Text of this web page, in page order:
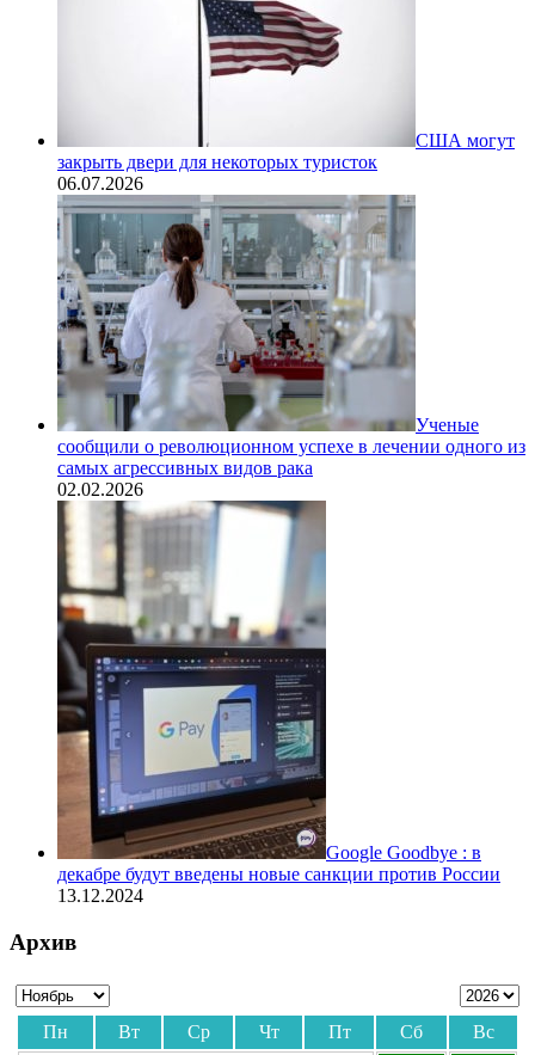
США могут
закрыть двери для некоторых туристок
06.07.2026
Ученые
сообщили о революционном успехе в лечении одного из
самых агрессивных видов рака
02.02.2026
Google Goodbye : в
декабре будут введены новые санкции против России
13.12.2024
Архив
Пн Вт Ср Чт Пт Сб
Вс